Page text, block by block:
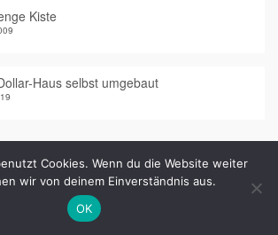
Kiste
Haus selbst umgebaut
Neuste Kommentare
Zeig mir deinen besten Dance Move!
Schatz, ich bin da.
Cookies. Wenn du die Website weiter
wir von deinem Einverständnis aus.
OK